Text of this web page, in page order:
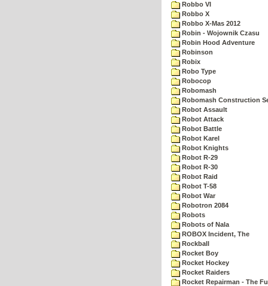
Robbo VI
Robbo X
Robbo X-Mas 2012
Robin - Wojownik Czasu
Robin Hood Adventure
Robinson
Robix
Robo Type
Robocop
Robomash
Robomash Construction
Robot Assault
Robot Attack
Robot Battle
Robot Karel
Robot Knights
Robot R-29
Robot R-30
Robot Raid
Robot T-58
Robot War
Robotron 2084
Robots
Robots of Nala
ROBOX Incident, The
Rockball
Rocket Boy
Rocket Hockey
Rocket Raiders
Rocket Repairman - The